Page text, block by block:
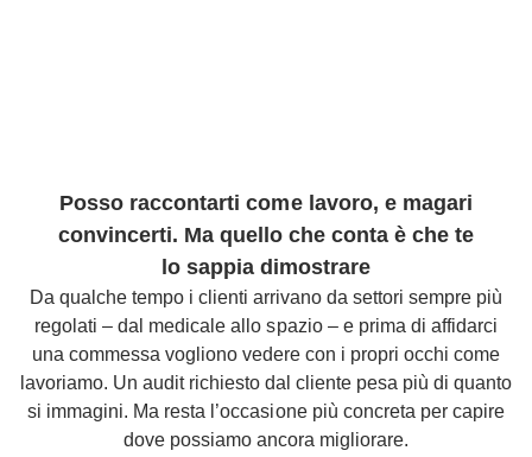
Posso raccontarti come lavoro, e magari
convincerti. Ma quello che conta è che te
lo sappia dimostrare
Da qualche tempo i clienti arrivano da settori sempre più
regolati – dal medicale allo spazio – e prima di affidarci
una commessa vogliono vedere con i propri occhi come
lavoriamo. Un audit richiesto dal cliente pesa più di quanto
si immagini. Ma resta l’occasione più concreta per capire
dove possiamo ancora migliorare.